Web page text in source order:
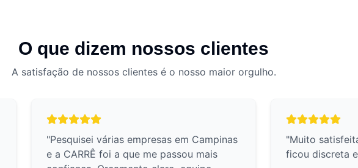
O que dizem nossos clientes
A satisfação de nossos clientes é o nosso maior orgulho.
"Pesquisei várias empresas em Campinas
e a CARRÊ foi a que me passou mais
"Muito
ficou discreta